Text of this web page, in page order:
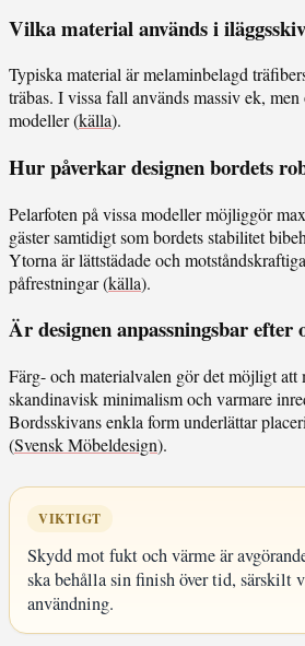
Vilka material används i
Typiska material är melaminbelagd
träbas. I vissa fall används massiv ek,
modeller (källa).
Hur påverkar designen bordets
Pelarfoten på vissa modeller möjliggör
gäster samtidigt som bordets stabilitet
Ytorna är lättstädade och
påfrestningar (källa).
Är designen anpassningsbar
Färg- och materialvalen gör det möjligt att
skandinavisk minimalism och varmare
Bordsskivans enkla form underlättar
(Svensk Möbeldesign).
VIKTIGT
Skydd mot fukt och värme är
ska behålla sin finish över tid, särskilt
användning.